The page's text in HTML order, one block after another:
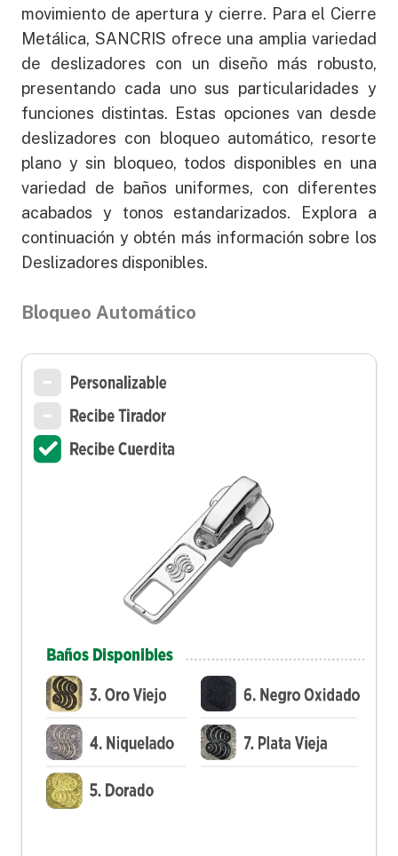
movimiento de apertura y cierre. Para el Cierre
Metálica, SANCRIS ofrece una amplia variedad
de deslizadores con un diseño más robusto,
presentando cada uno sus particularidades y
funciones distintas. Estas opciones van desde
deslizadores con bloqueo automático, resorte
plano y sin bloqueo, todos disponibles en una
variedad de baños uniformes, con diferentes
acabados y tonos estandarizados. Explora a
continuación y obtén más información sobre los
Deslizadores disponibles.
Bloqueo Automático